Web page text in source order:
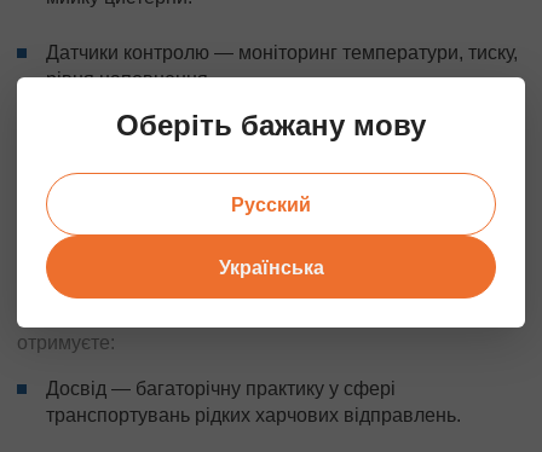
Датчики контролю — моніторинг температури, тиску,
рівня наповнення.
Транспортні засоби оснащуються системами GPS-
місцезнаходження, дотримання маршруту.
СПІВПРАЦЯ З «АВРОРА-ТРАНС»:
ПЕРЕВАГИ
отримуєте:
Досвід — багаторічну практику у сфері
транспортувань рідких харчових відправлень.
Оберіть бажану мову
Русский
Українська